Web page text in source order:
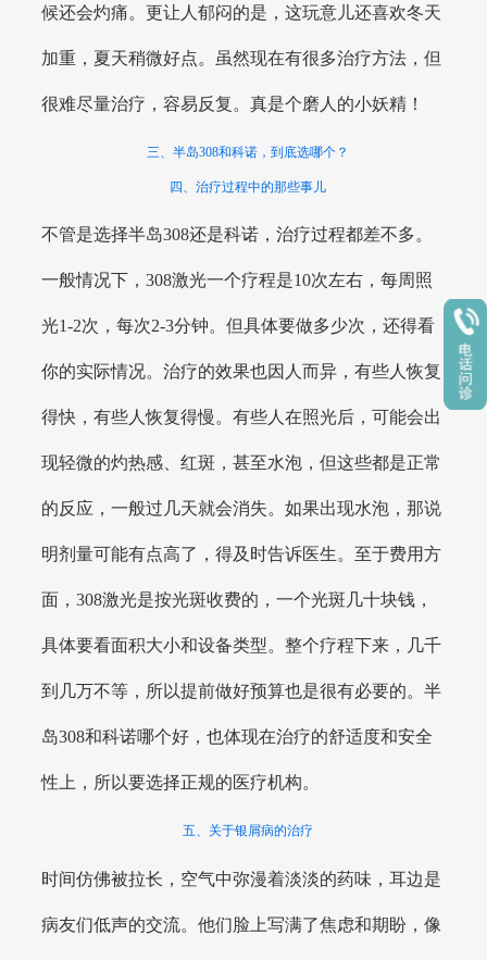
候还会灼痛。更让人郁闷的是，这玩意儿还喜欢冬天
加重，夏天稍微好点。虽然现在有很多治疗方法，但
很难尽量治疗，容易反复。真是个磨人的小妖精！
三、半岛308和科诺，到底选哪个？
四、治疗过程中的那些事儿
不管是选择半岛308还是科诺，治疗过程都差不多。
一般情况下，308激光一个疗程是10次左右，每周照
光1-2次，每次2-3分钟。但具体要做多少次，还得看
你的实际情况。治疗的效果也因人而异，有些人恢复
得快，有些人恢复得慢。有些人在照光后，可能会出
现轻微的灼热感、红斑，甚至水泡，但这些都是正常
的反应，一般过几天就会消失。如果出现水泡，那说
明剂量可能有点高了，得及时告诉医生。至于费用方
面，308激光是按光斑收费的，一个光斑几十块钱，
具体要看面积大小和设备类型。整个疗程下来，几千
到几万不等，所以提前做好预算也是很有必要的。半
岛308和科诺哪个好，也体现在治疗的舒适度和安全
性上，所以要选择正规的医疗机构。
五、关于银屑病的治疗
时间仿佛被拉长，空气中弥漫着淡淡的药味，耳边是
病友们低声的交流。他们脸上写满了焦虑和期盼，像